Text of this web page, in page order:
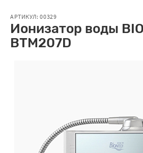
АРТИКУЛ: 00329
Ионизатор воды
BTM207D